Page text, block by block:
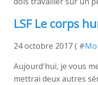
LSF Le corps
24 octobre 2017 ( #
Aujourd'hui, je vous
mettrai deux autres